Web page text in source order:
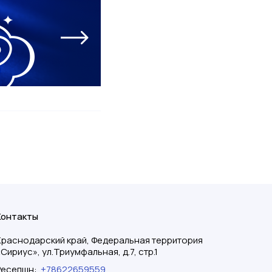
край, Федеральная территория
ул.Триумфальная, д.7, стр.1